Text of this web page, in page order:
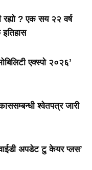
रह्यो ? एक सय २२ वर्ष
इतिहास
एक्स्पो २०२६’
श्वेतपत्र जारी
अपडेट टु केयर प्लस’